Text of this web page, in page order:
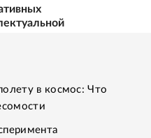
в космос: Что